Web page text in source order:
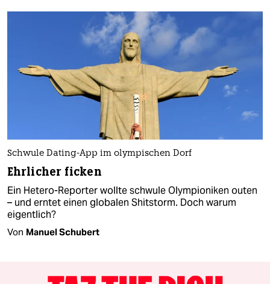
Schwule Dating-App im olympischen Dorf
Ehrlicher ficken
Ein Hetero-Reporter wollte schwule Olympioniken outen
– und erntet einen globalen Shitstorm. Doch warum
eigentlich?
Von Manuel Schubert